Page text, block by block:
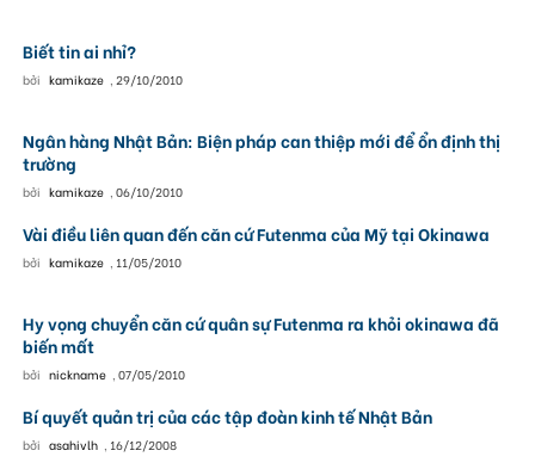
Biết tin ai nhỉ?
bởi kamikaze , 29/10/2010
Ngân hàng Nhật Bản: Biện pháp can thiệp mới để ổn định thị
trường
bởi kamikaze , 06/10/2010
Vài điều liên quan đến căn cứ Futenma của Mỹ tại Okinawa
bởi kamikaze , 11/05/2010
Hy vọng chuyển căn cứ quân sự Futenma ra khỏi okinawa đã
biến mất
bởi nickname , 07/05/2010
Bí quyết quản trị của các tập đoàn kinh tế Nhật Bản
bởi asahivlh , 16/12/2008